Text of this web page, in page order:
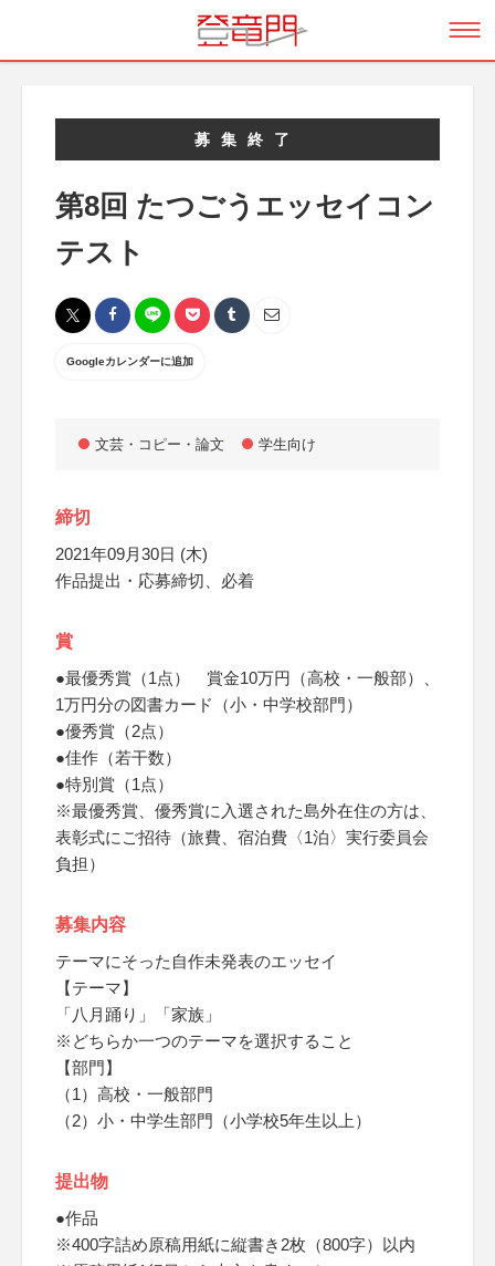
募集終了
第8回 たつごうエッセイコン
テスト
Googleカレンダーに追加
文芸・コピー・論文 学生向け
締切
2021年09月30日 (木)
作品提出・応募締切、必着
賞
●最優秀賞（1点） 賞金10万円（高校・一般部）、
1万円分の図書カード（小・中学校部門）
●優秀賞（2点）
●佳作（若干数）
●特別賞（1点）
※最優秀賞、優秀賞に入選された島外在住の方は、
表彰式にご招待（旅費、宿泊費〈1泊〉実行委員会
負担）
募集内容
テーマにそった自作未発表のエッセイ
【テーマ】
「八月踊り」「家族」
※どちらか一つのテーマを選択すること
【部門】
（1）高校・一般部門
（2）小・中学生部門（小学校5年生以上）
提出物
●作品
※400字詰め原稿用紙に縦書き2枚（800字）以内